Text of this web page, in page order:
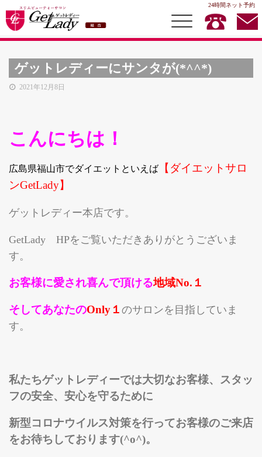
24時間ネット予約
総合TOP
メディセル
ビューティメニュー
スクール
耳つぼダイエットスクール
ゲットレディー紹介
お客様のビフォーアフター
西条店
船町店
マイスリムレディー/公式
お問合せ
ゲットレディーにサンタが(*^^*)
2021年12月8日
こんにちは！
広島県福山市でダイエットといえば
【ダイエットサロ
ンGetLady】
ゲットレディー本店です。
GetLady HPをご覧いただきありがとうございま
す。
お客様に愛され喜んで頂ける地域No.１
そしてあなたのOnly１ のサロンを目指していま
す。
私たちゲットレディーでは大切なお客様、スタッ
フの安全、安心を守るために
新型コロナウイルス対策を行ってお客様のご来店
をお待ちしております(^o^)。